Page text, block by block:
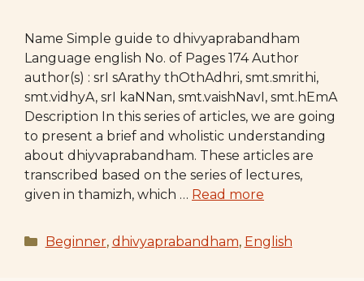
Name Simple guide to dhivyaprabandham
Language english No. of Pages 174 Author
author(s) : srI sArathy thOthAdhri, smt.smrithi,
smt.vidhyA, srI kaNNan, smt.vaishNavI, smt.hEmA
Description In this series of articles, we are going
to present a brief and wholistic understanding
about dhiyvaprabandham. These articles are
transcribed based on the series of lectures,
given in thamizh, which … Read more
Categories
Beginner, dhivyaprabandham, English